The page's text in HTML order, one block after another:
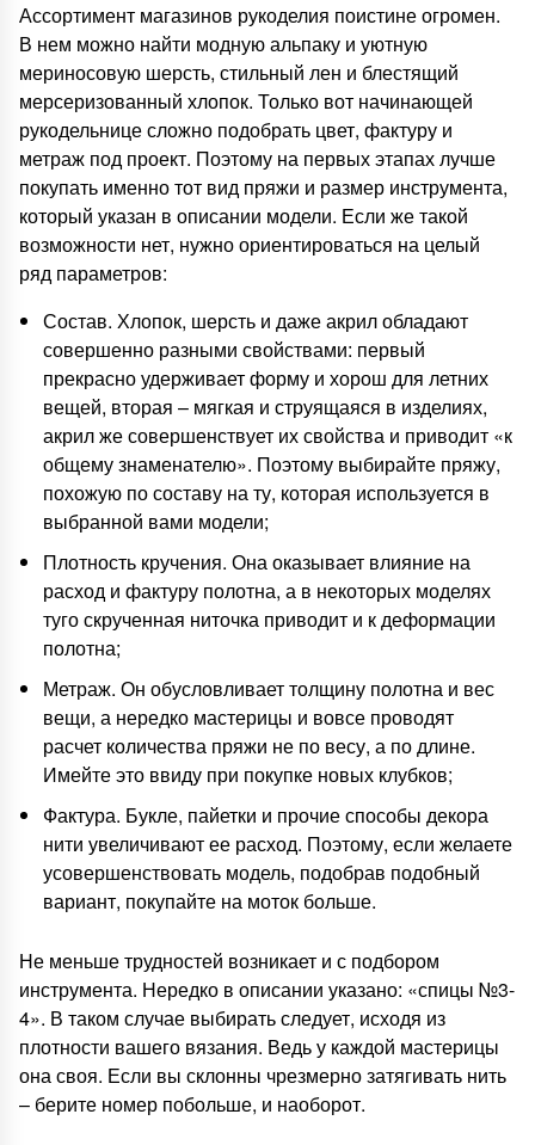
Ассортимент магазинов рукоделия поистине огромен.
В нем можно найти модную альпаку и уютную
мериносовую шерсть, стильный лен и блестящий
мерсеризованный хлопок. Только вот начинающей
рукодельнице сложно подобрать цвет, фактуру и
метраж под проект. Поэтому на первых этапах лучше
покупать именно тот вид пряжи и размер инструмента,
который указан в описании модели. Если же такой
возможности нет, нужно ориентироваться на целый
ряд параметров:
Состав. Хлопок, шерсть и даже акрил обладают
совершенно разными свойствами: первый
прекрасно удерживает форму и хорош для летних
вещей, вторая – мягкая и струящаяся в изделиях,
акрил же совершенствует их свойства и приводит «к
общему знаменателю». Поэтому выбирайте пряжу,
похожую по составу на ту, которая используется в
выбранной вами модели;
Плотность кручения. Она оказывает влияние на
расход и фактуру полотна, а в некоторых моделях
туго скрученная ниточка приводит и к деформации
полотна;
Метраж. Он обусловливает толщину полотна и вес
вещи, а нередко мастерицы и вовсе проводят
расчет количества пряжи не по весу, а по длине.
Имейте это ввиду при покупке новых клубков;
Фактура. Букле, пайетки и прочие способы декора
нити увеличивают ее расход. Поэтому, если желаете
усовершенствовать модель, подобрав подобный
вариант, покупайте на моток больше.
Не меньше трудностей возникает и с подбором
инструмента. Нередко в описании указано: «спицы №3-
4». В таком случае выбирать следует, исходя из
плотности вашего вязания. Ведь у каждой мастерицы
она своя. Если вы склонны чрезмерно затягивать нить
– берите номер побольше, и наоборот.